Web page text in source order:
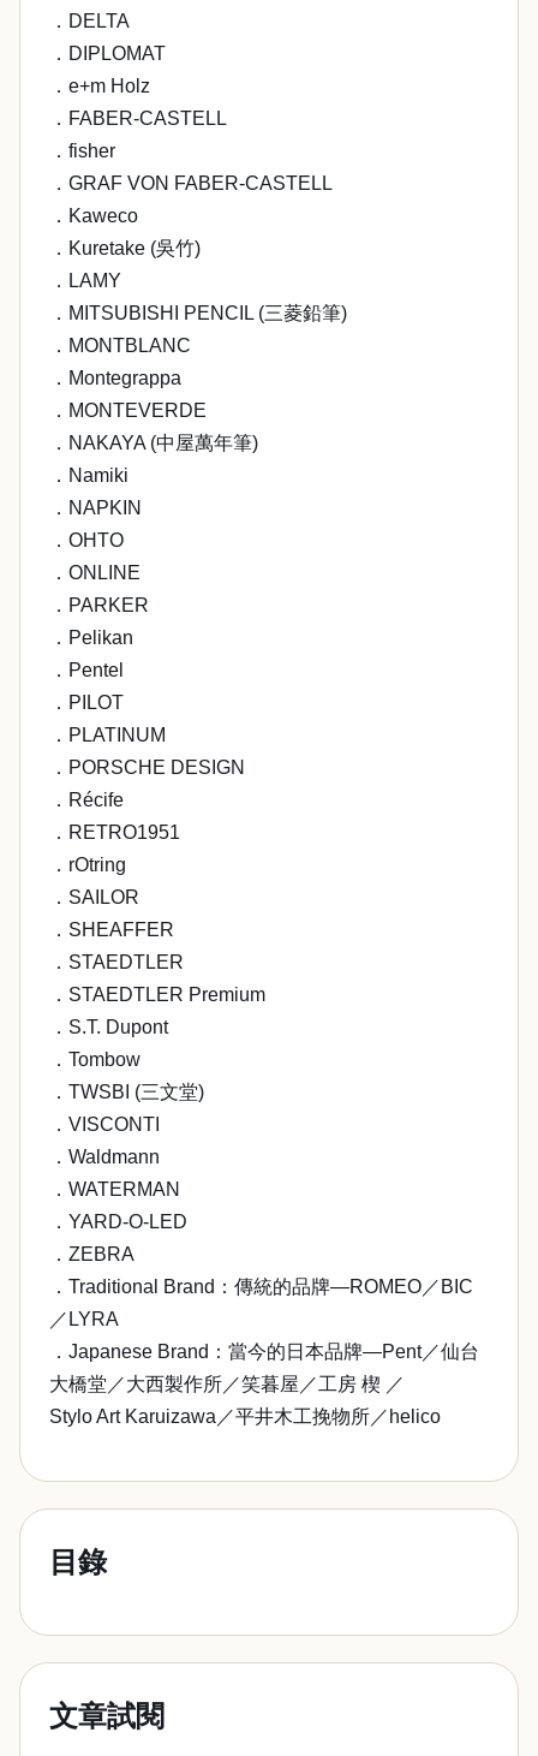
．DELTA
．DIPLOMAT
．e+m Holz
．FABER-CASTELL
．fisher
．GRAF VON FABER-CASTELL
．Kaweco
．Kuretake (吳竹)
．LAMY
．MITSUBISHI PENCIL (三菱鉛筆)
．MONTBLANC
．Montegrappa
．MONTEVERDE
．NAKAYA (中屋萬年筆)
．Namiki
．NAPKIN
．OHTO
．ONLINE
．PARKER
．Pelikan
．Pentel
．PILOT
．PLATINUM
．PORSCHE DESIGN
．Récife
．RETRO1951
．rOtring
．SAILOR
．SHEAFFER
．STAEDTLER
．STAEDTLER Premium
．S.T. Dupont
．Tombow
．TWSBI (三文堂)
．VISCONTI
．Waldmann
．WATERMAN
．YARD-O-LED
．ZEBRA
．Traditional Brand：傳統的品牌—ROMEO／BIC
／LYRA
．Japanese Brand：當今的日本品牌—Pent／仙台
大橋堂／大西製作所／笑暮屋／工房 楔 ／
Stylo Art Karuizawa／平井木工挽物所／helico
目錄
文章試閱